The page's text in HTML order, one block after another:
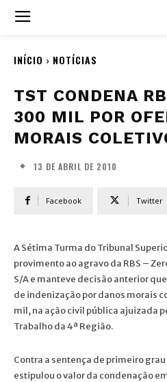
INÍCIO NOTÍCIAS
TST CONDENA
300 MIL POR
MORAIS
13 DE ABRIL DE 2010
Facebook Twitter
A Sétima Turma do Tribunal
provimento ao agravo da RBS –
S/A e manteve decisão anterior
de indenização por danos morais
mil, na ação civil pública ajuizada
Trabalho da 4ª Região.
Contra a sentença de primeiro
estipulou o valor da condenação